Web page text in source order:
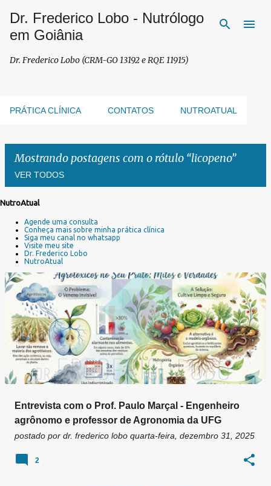
Pular para o conteúdo principal
Dr. Frederico Lobo - Nutrólogo
em Goiânia
Dr. Frederico Lobo (CRM-GO 13192 e RQE 11915)
PRÁTICA CLÍNICA CONTATOS NUTROATUAL
Mostrando postagens com o rótulo licopeno
VER TODOS
g
e
NutroAtual
Agende uma consulta
Conheça mais sobre minha prática clínica
Siga meu canal no whatsapp
Visite meu site
Dr. Frederico Lobo
NutroAtual
Entrevista com o Prof. Paulo Marçal - Engenheiro
agrônomo e professor de Agronomia da UFG
postado por dr. frederico lobo quarta-feira, dezembro 31, 2025
2